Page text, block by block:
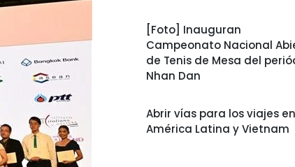
[Foto] Inauguran
Campeonato Nacional
de Tenis de Mesa del
Nhan Dan
Abrir vías para los viajes
América Latina y Vietnam